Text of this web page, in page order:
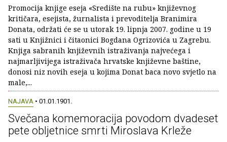
Promocija knjige eseja «Središte na rubu» književnog
kritičara, esejista, žurnalista i prevoditelja Branimira
Donata, održati će se u utorak 19. lipnja 2007. godine u 19
sati u Knjižnici i čitaonici Bogdana Ogrizovića u Zagrebu.
Knjiga sabranih književnih istraživanja najvećega i
najmarljivijega istraživača hrvatske književne baštine,
donosi niz novih eseja u kojima Donat baca novo svjetlo na
male,...
NAJAVA • 01.01.1901.
Svečana komemoracija povodom dvadeset
pete obljetnice smrti Miroslava Krleže